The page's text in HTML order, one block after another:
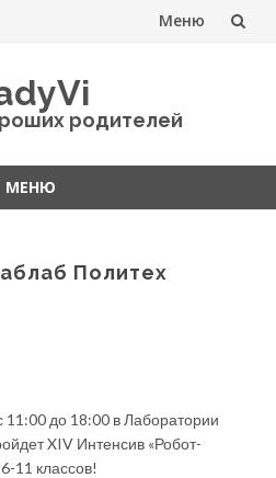
Меню
родителей
МЕНЮ
Политех
11:00 до 18:00 в Лаборатории
XIV Интенсив «Робот-
11 классов!